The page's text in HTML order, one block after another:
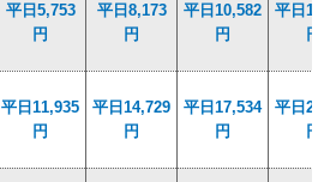
平日5,753
円
平日8,173
円
平日10,582
円
平日
円
平日11,935
円
平日14,729
円
平日17,534
円
平日
円
平日5,753
円
平日8,173
円
平日10,582
円
平日
円
平日11,935
円
平日14,729
円
平日17,534
円
平日
円